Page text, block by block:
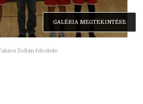
Zoltán felvétele
GALÉRIA MEGTEKINTÉSE